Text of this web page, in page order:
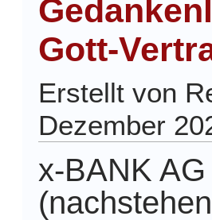
Gott-
Erstellt von
Dezember
x-BANK AG